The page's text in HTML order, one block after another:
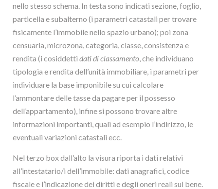
nello stesso schema. In testa sono indicati sezione, foglio,
particella e subalterno (i parametri catastali per trovare
fisicamente l’immobile nello spazio urbano); poi zona
censuaria, microzona, categoria, classe, consistenza e
rendita (i cosiddettidati di classamento, che individuano
tipologia e rendita dell’unità immobiliare, i parametri per
individuare la base imponibile su cui calcolare
l’ammontare delle tasse da pagare per il possesso
dell’appartamento), infine si possono trovare altre
informazioni importanti, quali ad esempio l’indirizzo, le
eventuali variazioni catastali ecc.
Nel terzo box dall’alto la visura riporta i dati relativi
all’intestatario/i dell’immobile: dati anagrafici, codice
fiscale e l’indicazione dei diritti e degli oneri reali sul bene.